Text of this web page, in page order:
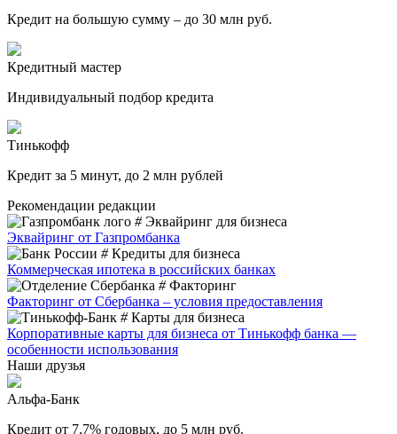
Кредит на большую сумму – до 30 млн руб.
Кредитный мастер
Индивидуальный подбор кредита
Тинькофф
Кредит за 5 минут, до 2 млн рублей
Рекомендации редакции
# Эквайринг для бизнеса
Эквайринг от Газпромбанка
# Кредиты для бизнеса
Коммерческая ипотека в российских банках
# Факторинг
Факторинг от Сбербанка – условия предоставления
# Карты для бизнеса
Корпоративные карты для бизнеса от Тинькофф банка —
особенности использования
Наши друзья
Альфа-Банк
Кредит от 7,7% годовых, до 5 млн руб.